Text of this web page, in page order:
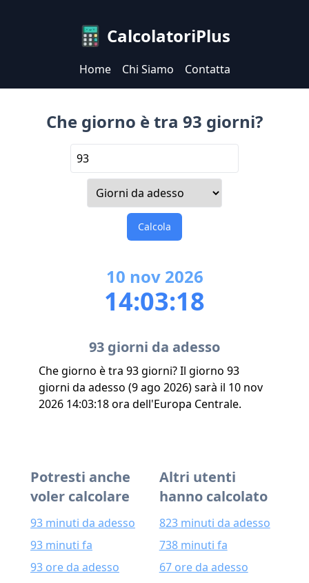
CalcolatoriPlus
Home Chi Siamo Contatta
Che giorno è tra 93 giorni?
Calcola
10 nov 2026
14:03:18
93 giorni da adesso
Che giorno è tra 93 giorni? Il giorno 93
giorni da adesso (9 ago 2026) sarà il 10 nov
2026 14:03:18 ora dell'Europa Centrale.
Potresti anche
voler calcolare
93 minuti da adesso
93 minuti fa
93 ore da adesso
Altri utenti
hanno calcolato
823 minuti da adesso
738 minuti fa
67 ore da adesso